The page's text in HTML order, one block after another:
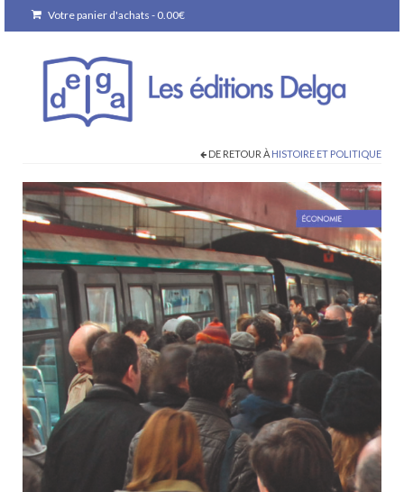
Votre panier d'achats - 0.00€
DE RETOUR À HISTOIRE ET POLITIQUE